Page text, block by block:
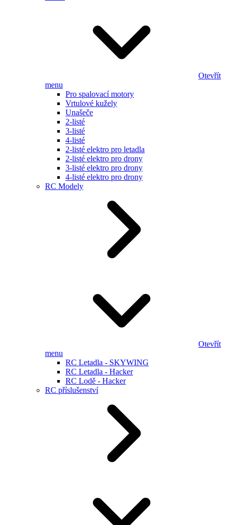
Otevřít
menu
Pro spalovací motory
Vrtulové kužely
Unašeče
2-listé
3-listé
4-listé
2-listé elektro pro letadla
2-listé elektro pro drony
3-listé elektro pro drony
4-listé elektro pro drony
RC Modely
Otevřít
menu
RC Letadla - SKYWING
RC Letadla - Hacker
RC Lodě - Hacker
RC příslušenství